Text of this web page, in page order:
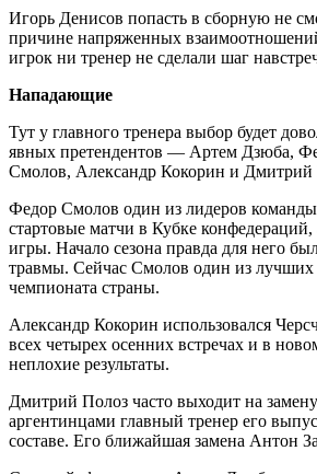
Игорь Денисов попасть в сборную не
причине напряженных
игрок ни тренер не сделали шаг
Нападающие
Тут у главного тренера выбор будет
явных претендентов — Артем Дзюба,
Смолов, Александр Кокорин и Дмитрий
Федор Смолов один из лидеров
стартовые матчи в Кубке конфедераций,
игры. Начало сезона правда для него
травмы. Сейчас Смолов один из лучших
чемпионата страны.
Александр Кокорин использовался
всех четырех осенних встречах и в
неплохие результаты.
Дмитрий Полоз часто выходит на
аргентинцами главный тренер его
составе. Его ближайшая замена Антон